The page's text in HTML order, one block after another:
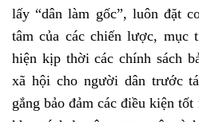
lấy “dân làm gốc”, luôn đặt
tâm của các chiến lược, mục
hiện kịp thời các chính sách
xã hội cho người dân trước
gắng bảo đảm các điều kiện